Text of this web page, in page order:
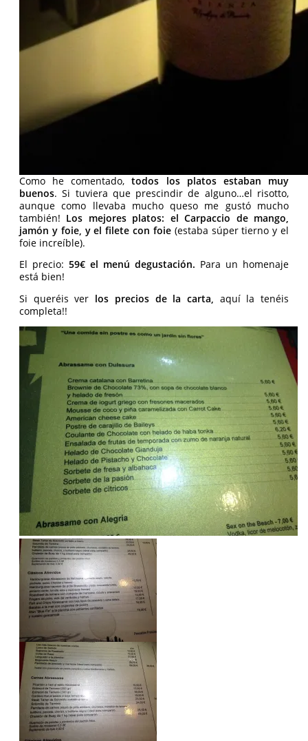
Como he comentado, todos los platos estaban muy
buenos. Si tuviera que prescindir de alguno…el risotto,
aunque como llevaba mucho queso me gustó mucho
también! Los mejores platos: el Carpaccio de mango,
jamón y foie, y el filete con foie(estaba súper tierno y el
foie increíble).
El precio: 59€ el menú degustación. Para un homenaje
está bien!
Si queréis ver los precios de la carta, aquí la tenéis
completa!!